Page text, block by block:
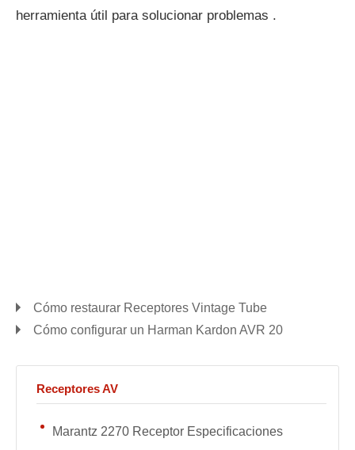
herramienta útil para solucionar problemas .
Cómo restaurar Receptores Vintage Tube
Cómo configurar un Harman Kardon AVR 20
Receptores AV
Marantz 2270 Receptor Especificaciones